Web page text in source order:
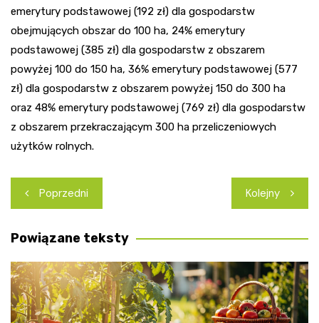
emerytury podstawowej (192 zł) dla gospodarstw
obejmujących obszar do 100 ha, 24% emerytury
podstawowej (385 zł) dla gospodarstw z obszarem
powyżej 100 do 150 ha, 36% emerytury podstawowej (577
zł) dla gospodarstw z obszarem powyżej 150 do 300 ha
oraz 48% emerytury podstawowej (769 zł) dla gospodarstw
z obszarem przekraczającym 300 ha przeliczeniowych
użytków rolnych.
Nawigacja
wpisu
Poprzedni Kolejny
Powiązane teksty